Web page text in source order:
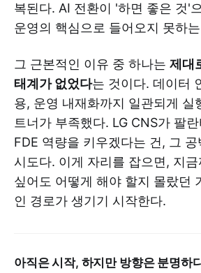
복된다. AI 전환이 '하면 좋은 것'
운영의 핵심으로 들어오지 못하
그 근본적인 이유 중 하나는 제대
태계가 없었다는 것이다. 데이터
용, 운영 내재화까지 일관되게 실
트너가 부족했다. LG CNS가 팔
FDE 역량을 키우겠다는 건, 그
시도다. 이게 자리를 잡으면, 지
싶어도 어떻게 해야 할지 몰랐던
인 경로가 생기기 시작한다.
아직은 시작, 하지만 방향은 분명하